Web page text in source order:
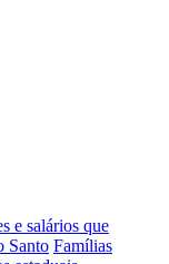
e salários que
Santo Famílias